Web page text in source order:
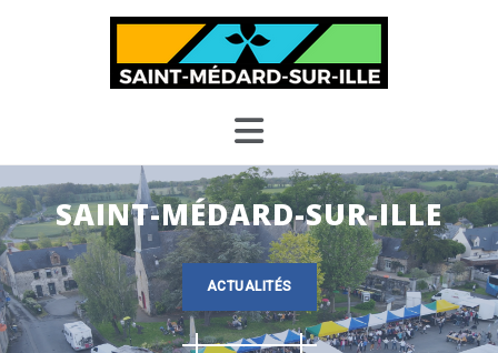
SAINT-MÉDARD-SUR-ILLE
ACTUALITÉS